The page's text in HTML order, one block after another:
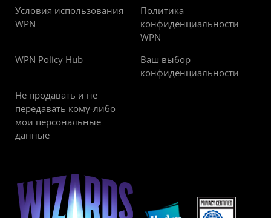
Условия использования
WPN
Политика
конфиденциальности
WPN
WPN Policy Hub
Ваш выбор
конфиденциальности
Не продавать и не
передавать кому-либо
мои персональные
данные